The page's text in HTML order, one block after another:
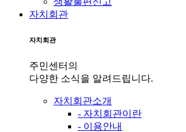
자치회관
자치회관
주민센터의
다양한 소식을 알려드립니다.
자치회관소개
- 자치회관이란
- 이용안내